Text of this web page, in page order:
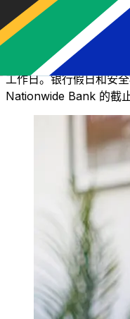
多快？
使用Nationwide 从英国
付款方式和交易时间而
工作日。银行假日和安
Nationwide Bank 的截